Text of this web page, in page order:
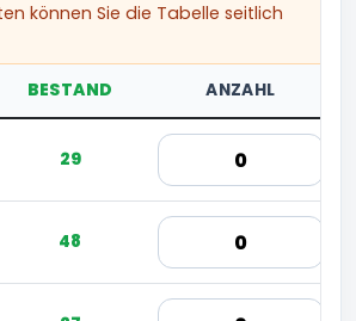
können Sie die Tabelle seitlich
BESTAND ANZAHL
29
48